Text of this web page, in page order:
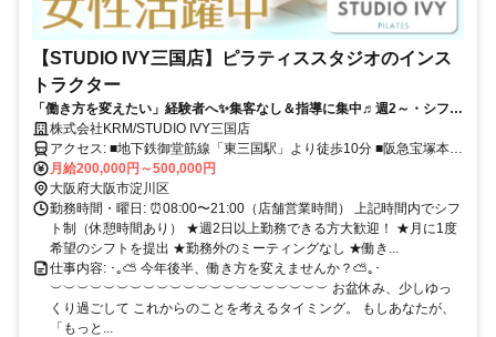
【STUDIO IVY三国店】ピラティススタジオのインス
トラクター
「働き方を変えたい」経験者へ✨集客なし＆指導に集中♬週2～・シフト
自由！月50万円以上も可能◎
株式会社KRM/STUDIO IVY三国店
アクセス: ■地下鉄御堂筋線「東三国駅」より徒歩10分 ■阪急宝塚本線
「三国駅」より徒歩10分 ୨୧･･･････････････････････････････････୨୧
大阪北部エリア！ 新大阪・江坂・梅田・淡路・吹田方面 から通えま
す◎
月給200,000円～500,000円
大阪府大阪市淀川区
勤務時間・曜日: ⏰08:00〜21:00（店舗営業時間） 上記時間内でシフ
ト制（休憩時間あり） ★週2日以上勤務できる方大歓迎！ ★月に1度
希望のシフトを提出 ★勤務外のミーティングなし ★働き...
仕事内容: ･｡⛅ 今年後半、働き方を変えませんか？⛅｡･
︶︶︶︶︶︶︶︶︶︶︶︶︶︶︶︶︶︶︶︶︶ お盆休み、少しゆっ
くり過ごして これからのことを考えるタイミング。 もしあなたが、
「もっと...